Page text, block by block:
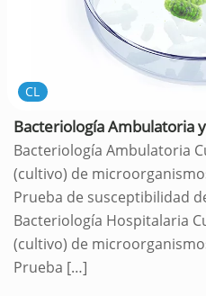
CL
Bacteriología Ambulatoria
Bacteriología Ambulatoria
(cultivo) de
Prueba de susceptibilidad
Bacteriología Hospitalaria
(cultivo) de
Prueba […]